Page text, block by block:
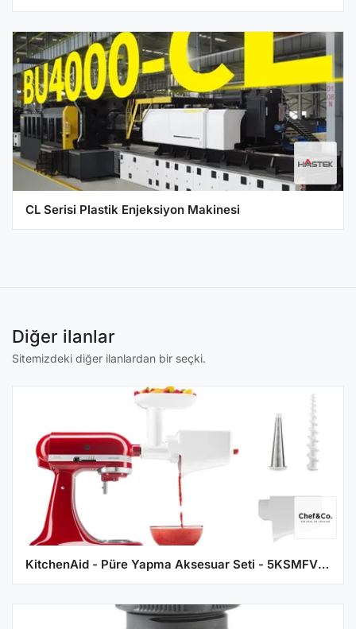
CL Serisi Plastik Enjeksiyon Makinesi
Diğer ilanlar
Sitemizdeki diğer ilanlardan bir seçki.
KitchenAid - Püre Yapma Aksesuar Seti - 5KSMFVSFGA